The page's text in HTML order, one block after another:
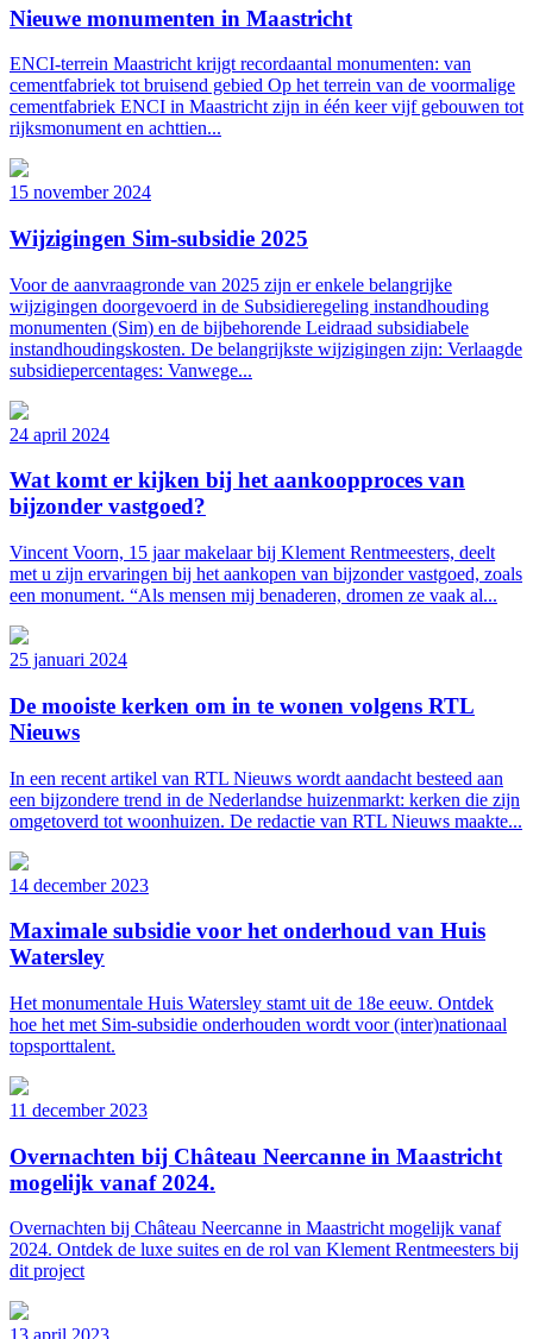
Nieuwe monumenten in Maastricht
ENCI-terrein Maastricht krijgt recordaantal monumenten: van
cementfabriek tot bruisend gebied Op het terrein van de voormalige
cementfabriek ENCI in Maastricht zijn in één keer vijf gebouwen tot
rijksmonument en achttien...
15 november 2024
Wijzigingen Sim-subsidie 2025
Voor de aanvraagronde van 2025 zijn er enkele belangrijke
wijzigingen doorgevoerd in de Subsidieregeling instandhouding
monumenten (Sim) en de bijbehorende Leidraad subsidiabele
instandhoudingskosten. De belangrijkste wijzigingen zijn: Verlaagde
subsidiepercentages: Vanwege...
24 april 2024
Wat komt er kijken bij het aankoopproces van
bijzonder vastgoed?
Vincent Voorn, 15 jaar makelaar bij Klement Rentmeesters, deelt
met u zijn ervaringen bij het aankopen van bijzonder vastgoed, zoals
een monument. “Als mensen mij benaderen, dromen ze vaak al...
25 januari 2024
De mooiste kerken om in te wonen volgens RTL
Nieuws
In een recent artikel van RTL Nieuws wordt aandacht besteed aan
een bijzondere trend in de Nederlandse huizenmarkt: kerken die zijn
omgetoverd tot woonhuizen. De redactie van RTL Nieuws maakte...
14 december 2023
Maximale subsidie voor het onderhoud van Huis
Watersley
Het monumentale Huis Watersley stamt uit de 18e eeuw. Ontdek
hoe het met Sim-subsidie onderhouden wordt voor (inter)nationaal
topsporttalent.
11 december 2023
Overnachten bij Château Neercanne in Maastricht
mogelijk vanaf 2024.
Overnachten bij Château Neercanne in Maastricht mogelijk vanaf
2024. Ontdek de luxe suites en de rol van Klement Rentmeesters bij
dit project